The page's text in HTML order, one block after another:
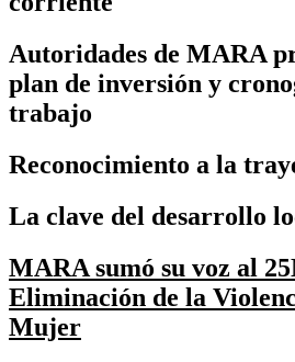
Autoridades de MARA
plan de inversión y
trabajo
Reconocimiento a la
La clave del desarrollo
MARA sumó su voz al
Eliminación de la
Mujer